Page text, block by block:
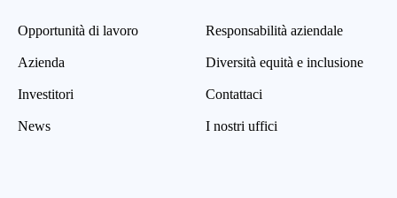
Opportunità di lavoro
Azienda
Investitori
News
Responsabilità aziendale
Diversità equità e inclusione
Contattaci
I nostri uffici